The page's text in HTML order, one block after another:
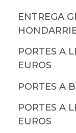
ENTREGA
PORTES A
EUROS
PORTES A
PORTES A
EUROS